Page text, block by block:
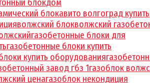
блокдом
блокавито волгоград купить
волжский блокволжский
газобетонные блоки для
газобетонные блоки купить
купить оборудования
завод гбз 1газоблок
ценагазоблок некондиция